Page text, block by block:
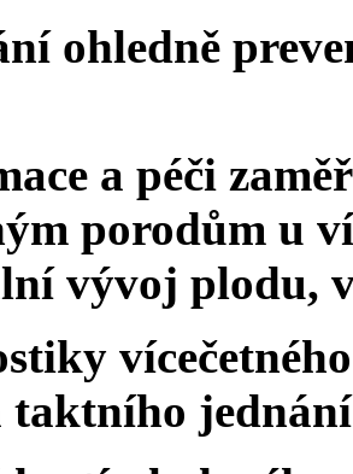
ohledně
a péči
porodům u
vývoj plodu,
taktního